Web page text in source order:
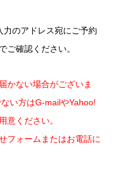
のアドレス宛にご予約
ご確認ください。
かない場合がございま
い方はG-mailやYahoo!
意ください。
フォームまたはお電話に